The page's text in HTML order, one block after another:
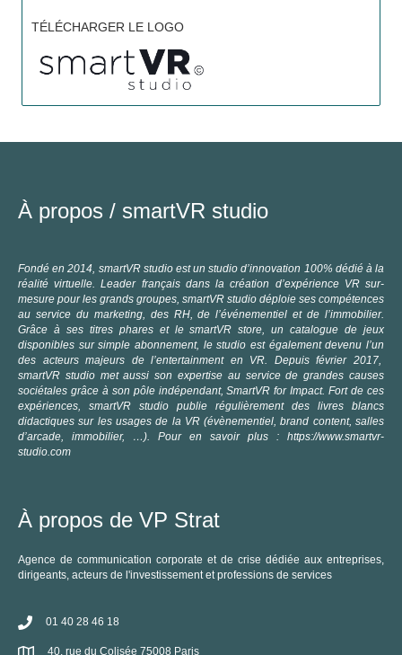
TÉLÉCHARGER LE LOGO
À propos / smartVR studio
Fondé en 2014, smartVR studio est un studio d’innovation 100% dédié à la
réalité virtuelle. Leader français dans la création d’expérience VR sur-
mesure pour les grands groupes, smartVR studio déploie ses compétences
au service du marketing, des RH, de l’événementiel et de l’immobilier.
Grâce à ses titres phares et le smartVR store, un catalogue de jeux
disponibles sur simple abonnement, le studio est également devenu l’un
des acteurs majeurs de l’entertainment en VR. Depuis février 2017,
smartVR studio met aussi son expertise au service de grandes causes
sociétales grâce à son pôle indépendant, SmartVR for Impact. Fort de ces
expériences, smartVR studio publie régulièrement des livres blancs
didactiques sur les usages de la VR (évènementiel, brand content, salles
d’arcade, immobilier, …).
Pour en savoir plus : https://www.smartvr-
studio.com
À propos de VP Strat
Agence de communication corporate et de crise dédiée aux entreprises,
dirigeants, acteurs de l'investissement et professions de services
01 40 28 46 18
40, rue du Colisée 75008 Paris